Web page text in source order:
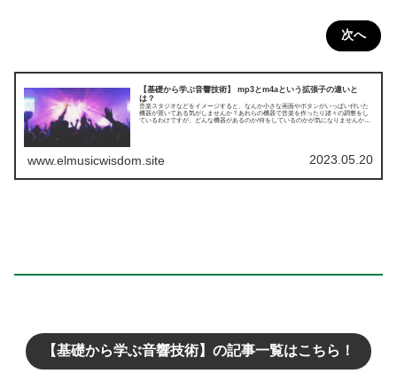
次へ
【基礎から学ぶ音響技術】 mp3とm4aという拡張子の違いと
は？
音楽スタジオなどをイメージすると、なんか小さな画面やボタンがいっぱい付いた
機器が置いてある気がしませんか？あれらの機器で音楽を作ったり諸々の調整をし
ているわけですが、どんな機器があるのか/何をしているのかが気になりませんか？
www.elmusicwisdom.site 2023.05.20
【基礎から学ぶ音響技術】の記事一覧はこちら！